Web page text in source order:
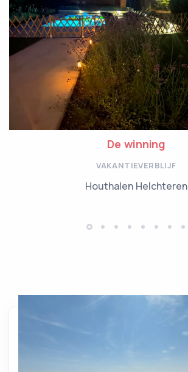
De winning
VAKANTIEVERBLIJF
Houthalen Helchteren